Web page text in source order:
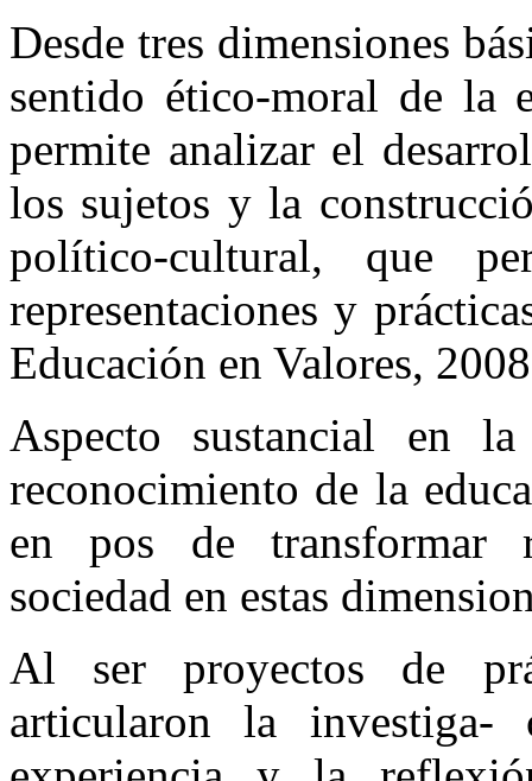
Desde tres dimensiones
sentido ético-moral de la
permite analizar el
los sujetos y la
político-cultural, que
representaciones y
Educación en Valores,
Aspecto sustancial en
reconocimiento de la
en pos de transformar
sociedad en estas
Al ser proyectos de
articularon la